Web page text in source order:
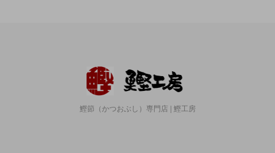
鰹節（かつおぶし）専門店 | 鰹工房